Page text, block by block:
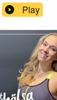
som-Play